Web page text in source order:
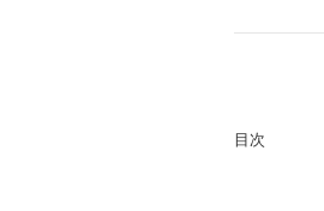
目次